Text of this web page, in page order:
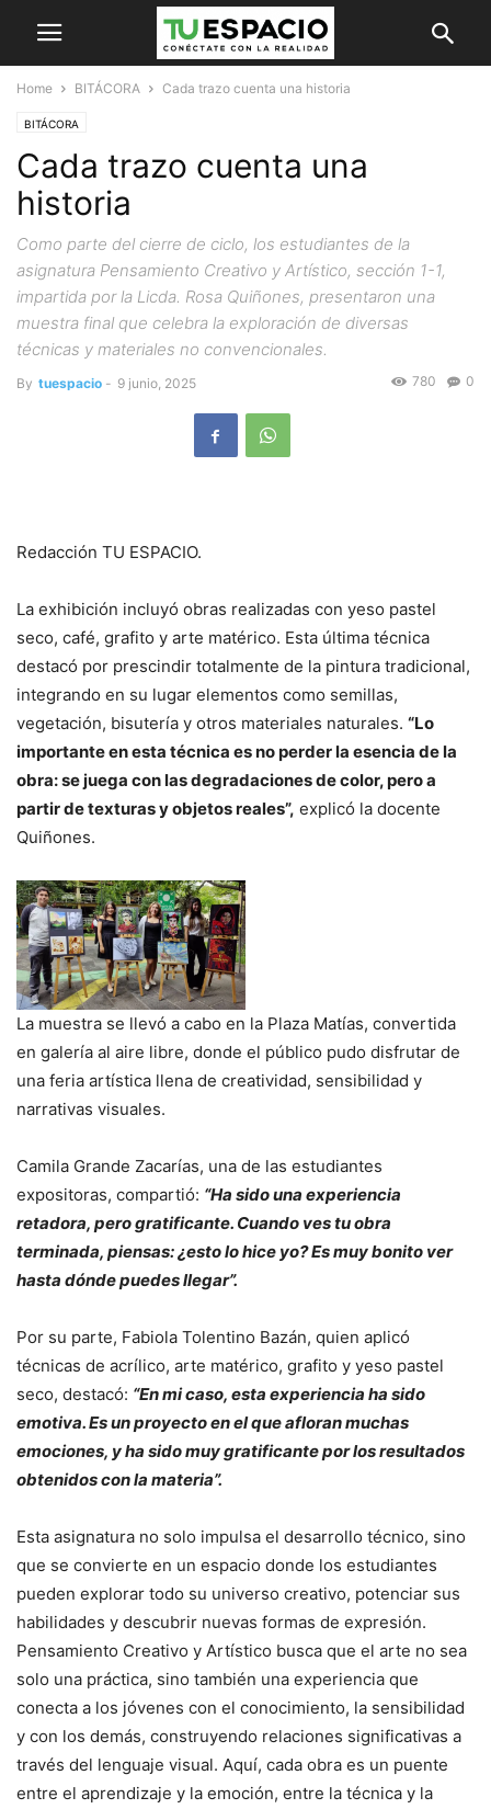
Home BITÁCORA Cada trazo cuenta una historia
BITÁCORA
Cada trazo cuenta una
historia
Como parte del cierre de ciclo, los estudiantes de la
asignatura Pensamiento Creativo y Artístico, sección 1-1,
impartida por la Licda. Rosa Quiñones, presentaron una
muestra final que celebra la exploración de diversas
técnicas y materiales no convencionales.
By tuespacio - 9 junio, 2025 0
780
Redacción TU ESPACIO.
La exhibición incluyó obras realizadas con yeso pastel
seco, café, grafito y arte matérico. Esta última técnica
destacó por prescindir totalmente de la pintura tradicional,
integrando en su lugar elementos como semillas,
vegetación, bisutería y otros materiales naturales. “Lo
importante en esta técnica es no perder la esencia de la
obra: se juega con las degradaciones de color, pero a
partir de texturas y objetos reales”, explicó la docente
Quiñones.
La muestra se llevó a cabo en la Plaza Matías, convertida
en galería al aire libre, donde el público pudo disfrutar de
una feria artística llena de creatividad, sensibilidad y
narrativas visuales.
Camila Grande Zacarías, una de las estudiantes
expositoras, compartió: “Ha sido una experiencia
retadora, pero gratificante. Cuando ves tu obra
terminada, piensas: ¿esto lo hice yo? Es muy bonito ver
hasta dónde puedes llegar”.
Por su parte, Fabiola Tolentino Bazán, quien aplicó
técnicas de acrílico, arte matérico, grafito y yeso pastel
seco, destacó: “En mi caso, esta experiencia ha sido
emotiva. Es un proyecto en el que afloran muchas
emociones, y ha sido muy gratificante por los resultados
obtenidos con la materia”.
Esta asignatura no solo impulsa el desarrollo técnico, sino
que se convierte en un espacio donde los estudiantes
pueden explorar todo su universo creativo, potenciar sus
habilidades y descubrir nuevas formas de expresión.
Pensamiento Creativo y Artístico busca que el arte no sea
solo una práctica, sino también una experiencia que
conecta a los jóvenes con el conocimiento, la sensibilidad
y con los demás, construyendo relaciones significativas a
través del lenguaje visual. Aquí, cada obra es un puente
entre el aprendizaje y la emoción, entre la técnica y la